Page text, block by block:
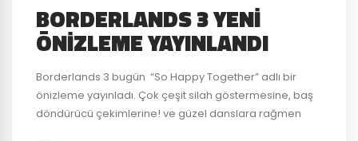
BORDERLANDS 3 YENI
ÖNIZLEME YAYINLANDI
Borderlands 3 bugün “So Happy Together” adlı bir
önizleme yayınladı. Çok çeşit silah göstermesine, baş
döndürücü çekimlerine! ve güzel danslara rağmen